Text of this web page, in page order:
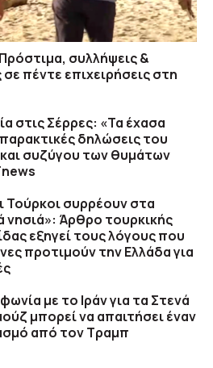
συλλήψεις &
πέντε επιχειρήσεις στη
στις Σέρρες: «Τα έχασα
δηλώσεις του
συζύγου των θυμάτων
Τούρκοι συρρέουν στα
νησιά»: Άρθρο τουρκικής
εξηγεί τους λόγους που
προτιμούν την Ελλάδα για
με το Ιράν για τα Στενά
μπορεί να απαιτήσει έναν
από τον Τραμπ